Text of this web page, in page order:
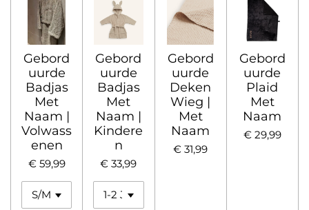
Gebord
uurde
Badjas
Met
Naam |
Volwass
enen
€ 59,99
Gebord
uurde
Badjas
Met
Naam |
Kindere
n
€ 33,99
Gebord
uurde
Deken
Wieg |
Met
Naam
€ 31,99
Gebord
uurde
Plaid
Met
Naam
€ 29,99